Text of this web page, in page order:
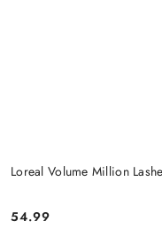
Loreal Volume Million
Cena:
54.99